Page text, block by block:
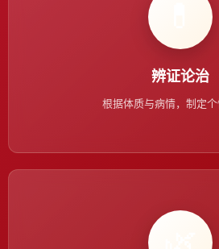
辨证论治
根据体质与病情，制定